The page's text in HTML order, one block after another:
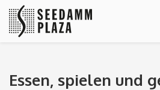
Essen, spielen und